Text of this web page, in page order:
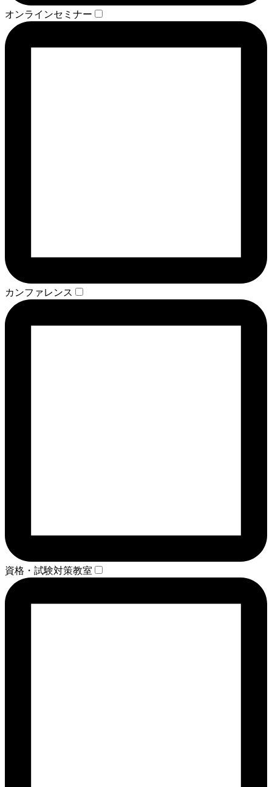
オンラインセミナー
カンファレンス
資格・試験対策教室